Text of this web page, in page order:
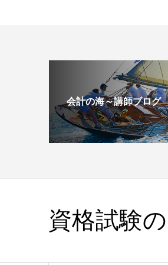
会計の海～講師ブログ
資格試験